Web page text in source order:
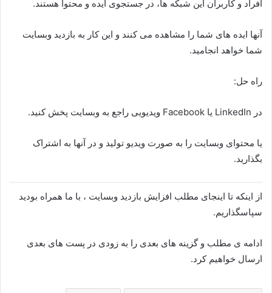
افراد و کاربران این شبکه ها، در جستجوی ایده و محتوا هستند.
آنها ایده های شما را مشاهده می کنند و این کار به بازدید وبسایت
شما خواهد انجامید.
راه حل:
در LinkedIn یا Facebook ویدیویی راجع به وبسایت پخش کنید.
یا محتوای وبسایت را به صورت ویدیو تولید و در آنها به اشتراک
بگذارید.
از اینکه تا اینجای مطلب افزایش بازدید وبسایت ، با ما همراه بودید
سپاسگذاریم.
ادامه ی مطلب و گزینه های بعدی را به زودی در پست های بعدی
ارسال خواهیم کرد.